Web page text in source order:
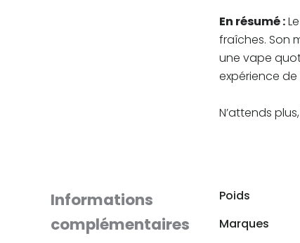
En résumé :Le
fraîches. Son
une vape
expérience
N’attends
Informations
complémentaires
Poids
Marques